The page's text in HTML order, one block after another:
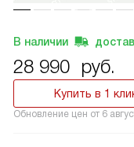
В наличии
28 990 руб.
Купить в 1
Обновление цен от 6